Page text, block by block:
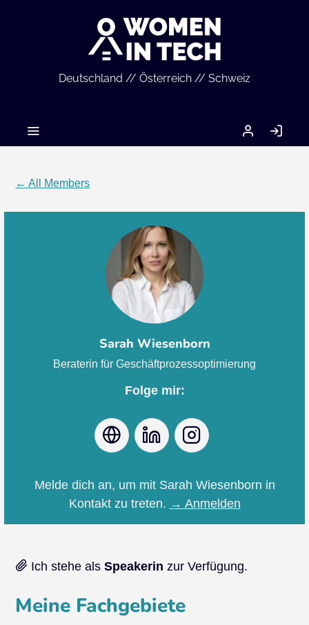
Deutschland // Österreich // Schweiz
MEIN
ACCOUNT
IN
← All Members
Sarah Wiesenborn
Beraterin für Geschäftprozessoptimierung
Folge mir:
WebseiteLinkedIn
Melde dich an, um mit Sarah Wiesenborn in
Kontakt zu treten. → Anmelden
Ich stehe alsSpeakerin zur Verfügung.
Meine Fachgebiete